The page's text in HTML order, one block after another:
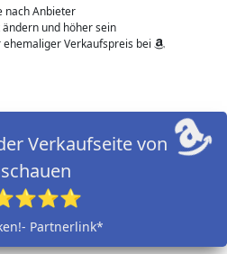
nach Anbieter
und höher sein
Verkaufspreis bei
Verkaufseite von
Partnerlink*